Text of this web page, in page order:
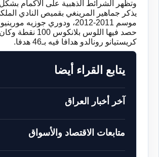
وتظهر الشرائط الذهبية على الأكمام بشكل
يذكر جماهير المرينغي بقميص النادي
موسم
، ودوري جوزيه مورينيو
حصد فيها اللوس بلانكوس نقطة وكان
كريستيانو رونالدو هدافا فيه بـ46 هدفا.
يتابع القراء أيضا
آخر أخبار العراق
متابعات الاقتصاد والأسواق